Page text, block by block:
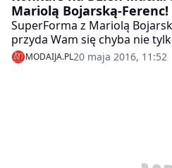
Mariolą Bojarską-Ferenc!
SuperForma z Mariolą
przyda Wam się chyba nie
Zdrowy, aktywny styl życia, a
rozrywki dla każdego! To
MODAIJA.PL20 maja 2016, 11:52